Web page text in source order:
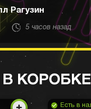
Рагузин
5 часов назад
КОРОБКЕ
Есть в